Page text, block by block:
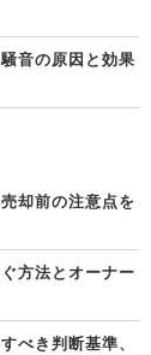
音の原因と効果
却前の注意点を
方法とオーナー
べき判断基準、